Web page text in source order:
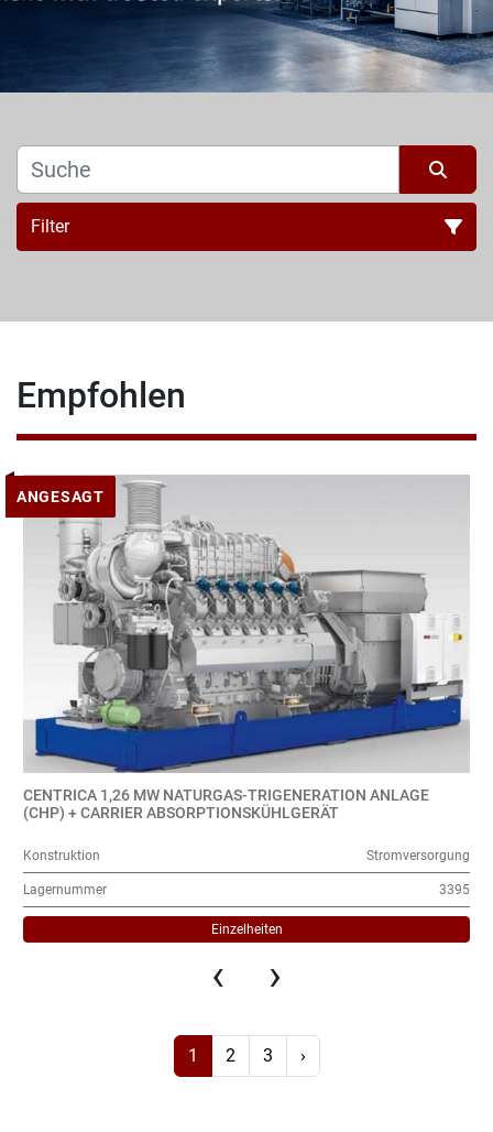
Filter
Empfohlen
ANGESAGT
CENTRICA 1,26 MW NATURGAS-TRIGENERATION ANLAGE
(CHP) + CARRIER ABSORPTIONSKÜHLGERÄT
Konstruktion Stromversorgung
Lagernummer 3395
Einzelheiten
‹ ›
1 2 3 ›